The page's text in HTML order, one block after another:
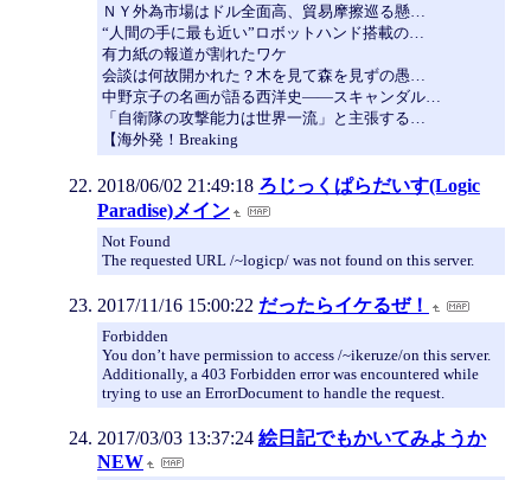
ＮＹ外為市場はドル全面高、貿易摩擦巡る懸…
“人間の手に最も近い”ロボットハンド搭載の…
有力紙の報道が割れたワケ
会談は何故開かれた？木を見て森を見ずの愚…
中野京子の名画が語る西洋史――スキャンダル…
「自衛隊の攻撃能力は世界一流」と主張する…
【海外発！Breaking
2018/06/02 21:49:18 ろじっくぱらだいす(Logic
Paradise)メイン
Not Found
The requested URL /~logicp/ was not found on this server.
2017/11/16 15:00:22 だったらイケるぜ！
Forbidden
You don’t have permission to access /~ikeruze/on this server.
Additionally, a 403 Forbidden error was encountered while
trying to use an ErrorDocument to handle the request.
2017/03/03 13:37:24 絵日記でもかいてみようか
NEW